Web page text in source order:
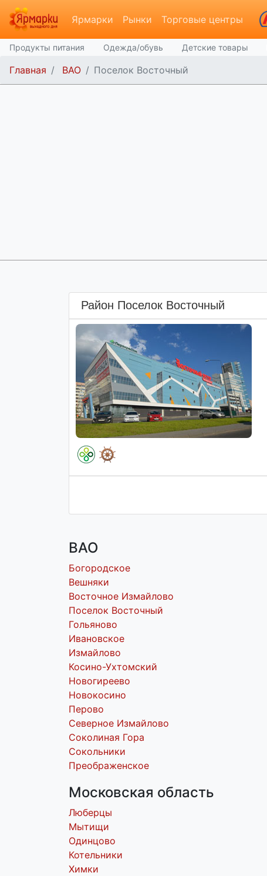
Ярмарки Рынки Торговые центры
Продукты питания Одежда/обувь Детские товары
Главная ВАО Поселок Восточный
Район Поселок Восточный
ВАО
Богородское
Вешняки
Восточное Измайлово
Поселок Восточный
Гольяново
Ивановское
Измайлово
Косино-Ухтомский
Новогиреево
Новокосино
Перово
Северное Измайлово
Соколиная Гора
Сокольники
Преображенское
Московская область
Люберцы
Мытищи
Одинцово
Котельники
Химки